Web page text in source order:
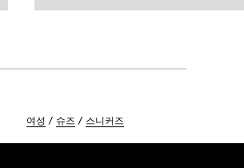
여성 슈즈 스니커즈